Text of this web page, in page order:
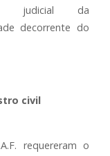
judicial da
decorrente do
civil
requereram o